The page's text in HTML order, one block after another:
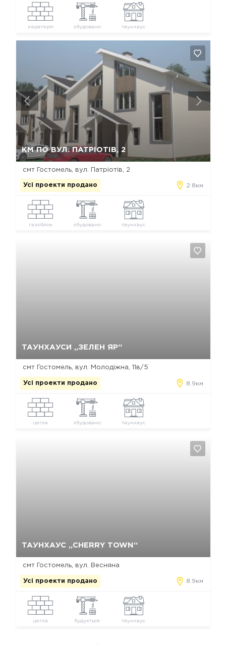
кератерм збудовано таунхаус
КМ ПО ВУЛ. ПАТРІОТІВ, 2
смт Гостомель, вул. Патріотів, 2
Усі проекти продано 2.8км
газоблок збудовано таунхаус
ТАУНХАУСИ „ЗЕЛЕН ЯР“
смт Гостомель, вул. Молодіжна, 11в/5
Усі проекти продано 8.9км
цегла збудовано таунхаус
ТАУНХАУС „CHERRY TOWN“
смт Гостомель, вул. Весняна
Усі проекти продано 8.9км
цегла будується таунхаус